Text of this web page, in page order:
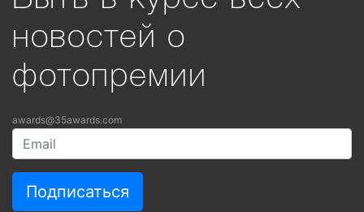
новостей о
фотопремии
awards@35awards.com